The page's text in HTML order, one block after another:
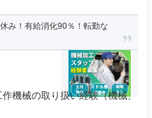
み！有給消化90％！転勤な
機械の取り扱い経験（機械、